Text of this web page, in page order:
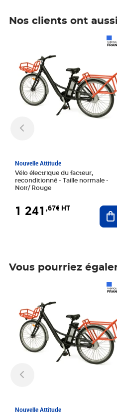
Nos clients ont
Nouvelle Attitude
Vélo électrique du facteur,
reconditionné - Taille normale -
Noir/ Rouge
1 241 ,67€ HT
Vous pourriez
Nouvelle Attitude